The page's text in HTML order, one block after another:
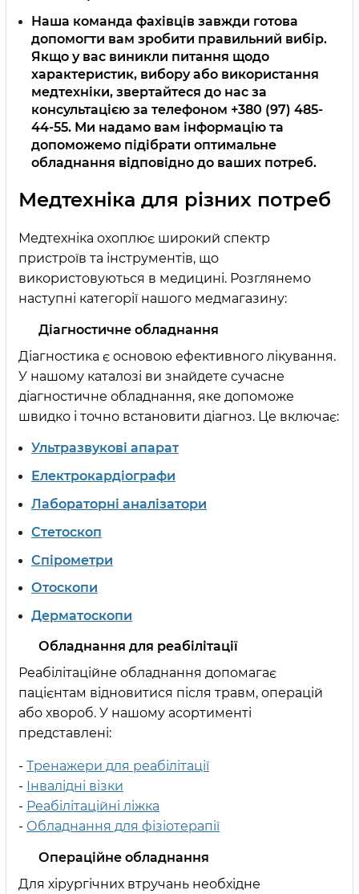
Наша команда фахівців завжди готова
допомогти вам зробити правильний вибір.
Якщо у вас виникли питання щодо
характеристик, вибору або використання
медтехніки, звертайтеся до нас за
консультацією за телефоном +380 (97) 485-
44-55. Ми надамо вам інформацію та
допоможемо підібрати оптимальне
обладнання відповідно до ваших потреб.
Медтехніка для різних потреб
Медтехніка охоплює широкий спектр
пристроїв та інструментів, що
використовуються в медицині. Розглянемо
наступні категорії нашого медмагазину:
Діагностичне обладнання
Діагностика є основою ефективного лікування.
У нашому каталозі ви знайдете сучасне
діагностичне обладнання, яке допоможе
швидко і точно встановити діагноз. Це включає:
Ультразвукові апарат
Електрокардіографи
Лабораторні аналізатори
Стетоскоп
Спірометри
Отоскопи
Дерматоскопи
Обладнання для реабілітації
Реабілітаційне обладнання допомагає
пацієнтам відновитися після травм, операцій
або хвороб. У нашому асортименті
представлені:
- Тренажери для реабілітації
- Інвалідні візки
- Реабілітаційні ліжка
- Обладнання для фізіотерапії
Операційне обладнання
Для хірургічних втручань необхідне